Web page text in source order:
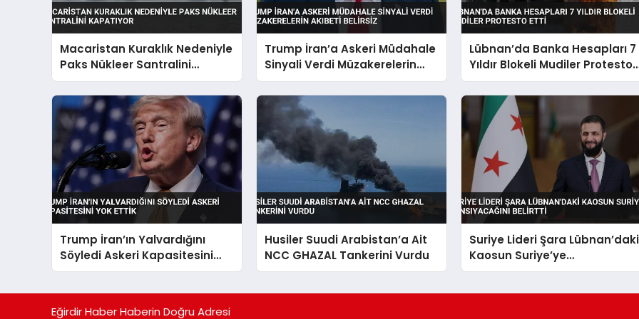
Macaristan Kuraklık Nedeniyle
Paks Nükleer Santralini
Kapatıyor
Trump İran’a Askeri Müdahale
Sinyali Verdi Müzakerelerin
Akıbeti Belirsiz
Lübnan’da Banka Hesapları 7
Yıldır Blokeli Mudiler Protesto
Etti
Trump İran’ın Yalvardığını
Söyledi Askeri Kapasitesini
Yok Ettik
Husiler Suudi Arabistan’a Ait
NCC GHAZAL Tankerini Vurdu
Suriye Lideri Şara Lübnan’daki
Kaosun Suriye’ye
Yansıyacağını Belirtti
Eğirdir Haber Haberin Doğru Adresi